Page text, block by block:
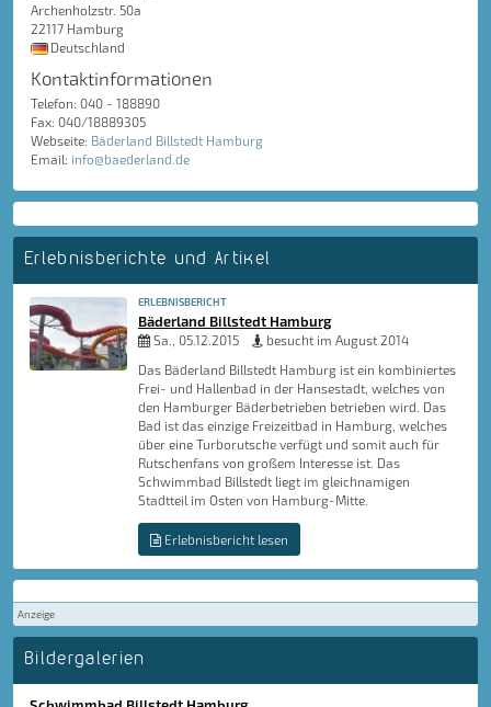
Archenholzstr. 50a
22117 Hamburg
Deutschland
Kontaktinformationen
Telefon: 040 - 188890
Fax: 040/18889305
Webseite: Bäderland Billstedt Hamburg
Email: info@baederland.de
Erlebnisberichte und Artikel
ERLEBNISBERICHT
Bäderland Billstedt Hamburg
Sa., 05.12.2015
besucht im August 2014
Das Bäderland Billstedt Hamburg ist ein kombiniertes
Frei- und Hallenbad in der Hansestadt, welches von
den Hamburger Bäderbetrieben betrieben wird. Das
Bad ist das einzige Freizeitbad in Hamburg, welches
über eine Turborutsche verfügt und somit auch für
Rutschenfans von großem Interesse ist. Das
Schwimmbad Billstedt liegt im gleichnamigen
Stadtteil im Osten von Hamburg-Mitte.
Erlebnisbericht lesen
Anzeige
Bildergalerien